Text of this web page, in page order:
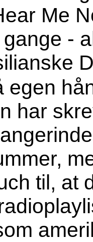
Me
-
egen
har
til,